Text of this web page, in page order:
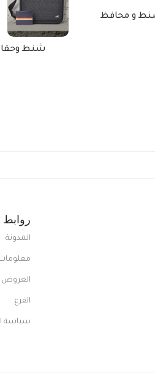
و محافظ
شنط
روابط
المدونة
العروض
الفرع
سياسة